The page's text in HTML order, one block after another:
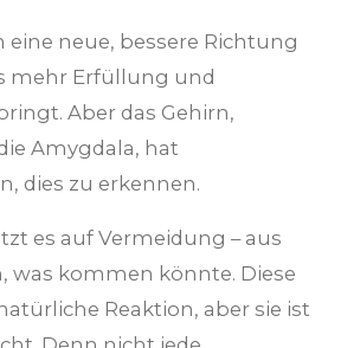
eine neue, bessere Richtung
mehr Erfüllung und
Aber das Gehirn,
Amygdala, hat
dies zu erkennen.
es auf Vermeidung – aus
was kommen könnte. Diese
Reaktion, aber sie ist